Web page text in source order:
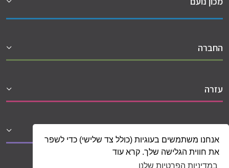
אנחנו משתמשים בעוגיות (כולל צד שלישי) כדי לשפר
את חווית הגלישה שלך. קרא עוד
במדיניות הפרטיות שלנו
החברה
עזרה